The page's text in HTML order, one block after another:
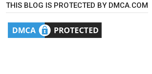
THIS BLOG IS PROTECTED BY DMCA.COM